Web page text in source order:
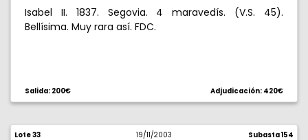
Isabel II. 1837. Segovia. 4 maravedís. (V.S. 45).
Bellísima. Muy rara así. FDC.
Salida: 200€ Adjudicación: 420€
Lote 33 19/11/2003 Subasta 154